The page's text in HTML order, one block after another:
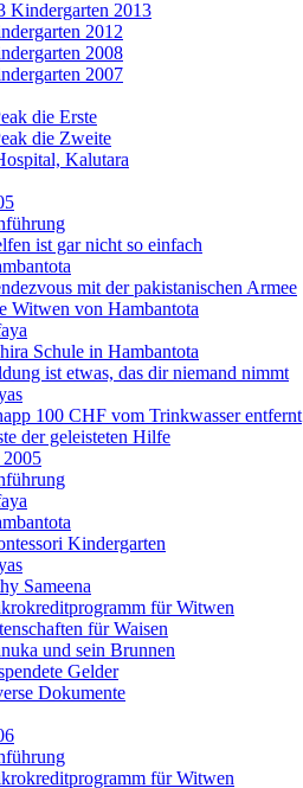
Kindergarten 2013
2012
2008
2007
die Erste
die Zweite
Kalutara
ist gar nicht so einfach
mit der pakistanischen Armee
Witwen von Hambantota
Schule in Hambantota
ist etwas, das dir niemand nimmt
100 CHF vom Trinkwasser entfernt
der geleisteten Hilfe
Kindergarten
Sameena
für Witwen
für Waisen
und sein Brunnen
Gelder
Dokumente
für Witwen